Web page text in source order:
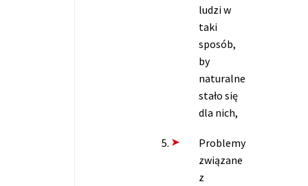
ludzi w
taki
sposób,
by
naturalne
stało się
dla nich,
Problemy
związane
z